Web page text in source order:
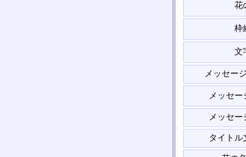
花
枠
文
メッセー
メッセー
メッセー
タイトル